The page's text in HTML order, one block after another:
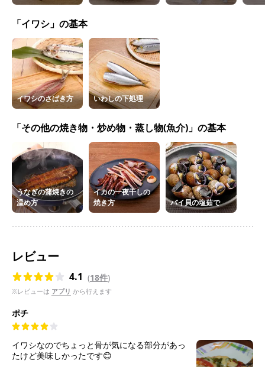
「イワシ」の基本
イワシのさばき方 いわしの下処理
「その他の焼き物・炒め物・蒸し物(魚介)」の基本
うなぎの蒲焼きの
温め方
イカの一夜干しの
焼き方
バイ貝の塩茹で
レビュー
4.1 (18件)
※レビューは アプリ から行えます
ポチ
イワシなのでちょっと骨が気になる部分があっ
たけど美味しかったです😊